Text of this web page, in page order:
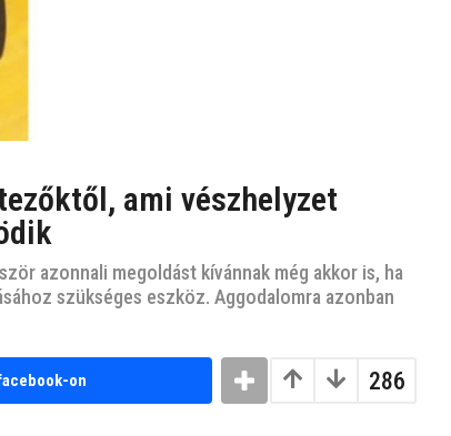
ami vészhelyzet
azonnali megoldást kívánnak még akkor is, ha
szükséges eszköz. Aggodalomra azonban
286
on